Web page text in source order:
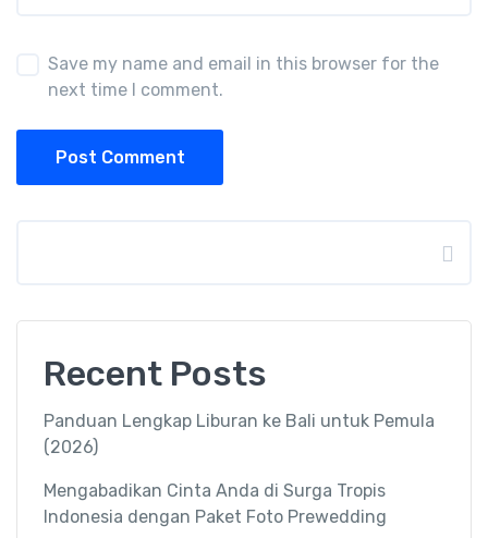
Save my name and email in this browser for the
next time I comment.
Post Comment
Recent Posts
Panduan Lengkap Liburan ke Bali untuk Pemula
(2026)
Mengabadikan Cinta Anda di Surga Tropis
Indonesia dengan Paket Foto Prewedding